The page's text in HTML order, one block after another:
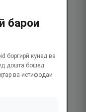
барои
боргирӣ кунед ва
дошта бошед.
ва истифодаи